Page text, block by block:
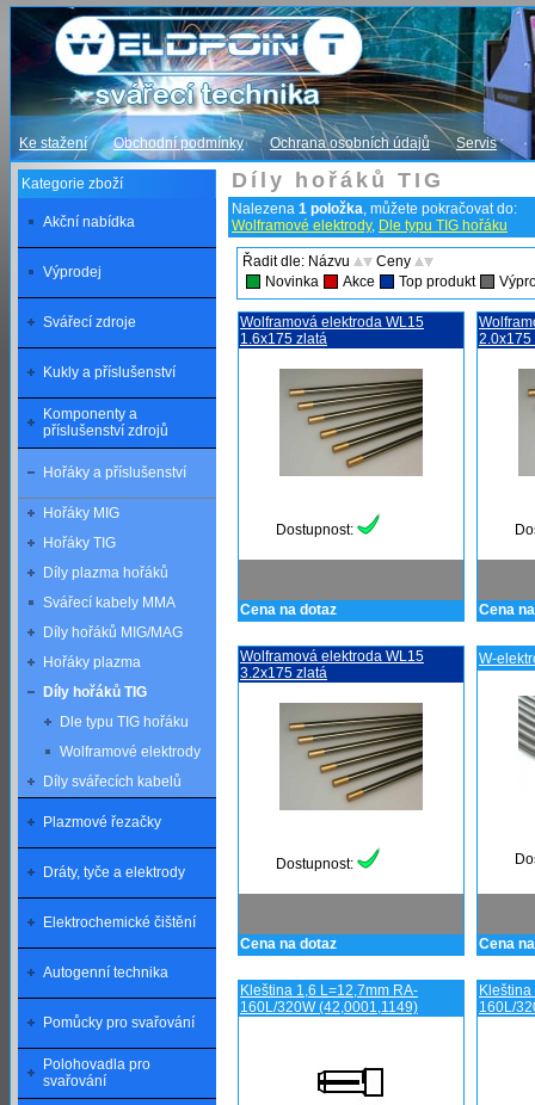
Díly hořáků TIG
Ke stažení Obchodní podmínky Ochrana osobních údajů Servis
Nalezena 1 položka, můžete pokračovat do:
Wolframové elektrody, Dle typu TIG hořáku
Řadit dle: Názvu
Ceny
Novinka
Akce Top produkt
Wolframová elektroda WL15
1.6x175 zlatá
Dostupnost:
Cena na dotaz
2.0x175
Cena
Wolframová elektroda WL15
3.2x175 zlatá
Dostupnost:
Cena na dotaz
W-
Cena
Kleština 1,6 L=12,7mm RA-
160L/320W (42,0001,1149)
160L/
Kategorie zboží
Akční nabídka
Výprodej
Svářecí zdroje
Kukly a příslušenství
Komponenty a
příslušenství zdrojů
Hořáky a příslušenství
Hořáky MIG
Hořáky TIG
Díly plazma hořáků
Svářecí kabely MMA
Díly hořáků MIG/MAG
Hořáky plazma
Díly hořáků TIG
Dle typu TIG hořáku
Wolframové elektrody
Díly svářecích kabelů
Plazmové řezačky
Dráty, tyče a elektrody
Elektrochemické čištění
Autogenní technika
Pomůcky pro svařování
Polohovadla pro
svařování